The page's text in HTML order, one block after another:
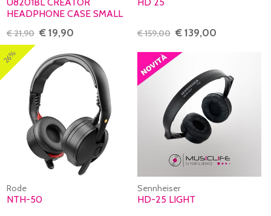
HEADPHONE CASE SMALL
€ 21,90 € 19,90 € 159,00 € 139,00
26%
Rode
NTH-50
Sennheiser
HD-25 LIGHT